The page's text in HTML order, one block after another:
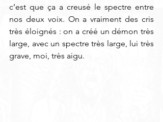
c’est que ça a creusé le spectre entre
nos deux voix. On a vraiment des cris
très éloignés : on a créé un démon très
large, avec un spectre très large, lui très
grave, moi, très aigu.